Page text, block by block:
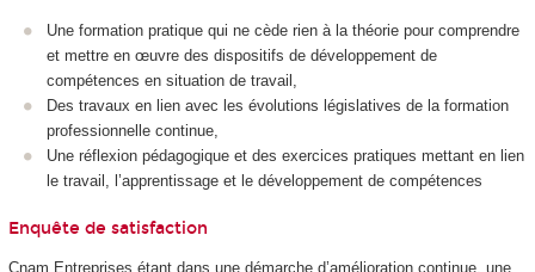
Une formation pratique qui ne cède rien à la théorie pour comprendre
et mettre en œuvre des dispositifs de développement de
compétences en situation de travail,
Des travaux en lien avec les évolutions législatives de la formation
professionnelle continue,
Une réflexion pédagogique et des exercices pratiques mettant en lien
le travail, l’apprentissage et le développement de compétences
Enquête de satisfaction
Cnam Entreprises étant dans une démarche d’amélioration continue, une